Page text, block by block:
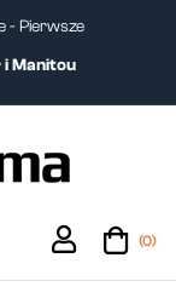
- Pierwsze
Manitou
(0)